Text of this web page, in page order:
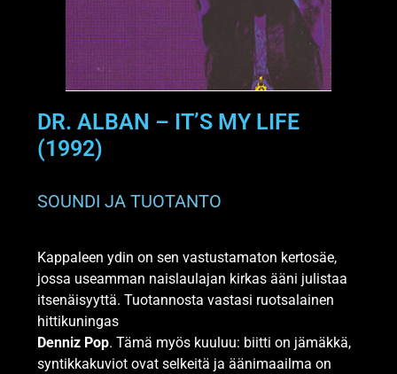
DR. ALBAN – IT’S MY LIFE
(1992)
​SOUNDI JA TUOTANTO
Kappaleen ydin on sen vastustamaton kertosäe,
jossa useamman naislaulajan kirkas ääni julistaa
itsenäisyyttä. Tuotannosta vastasi ruotsalainen
hittikuningas
Denniz Pop. Tämä myös kuuluu: biitti on jämäkkä,
syntikkakuviot ovat selkeitä ja äänimaailma on